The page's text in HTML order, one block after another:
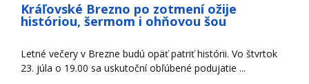
Kráľovské Brezno po zotmení ožije
históriou, šermom i ohňovou šou
Letné večery v Brezne budú opäť patriť histórii. Vo štvrtok
23. júla o 19.00 sa uskutoční obľúbené podujatie ...